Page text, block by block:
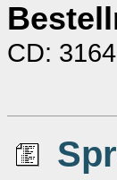
CD: 3164